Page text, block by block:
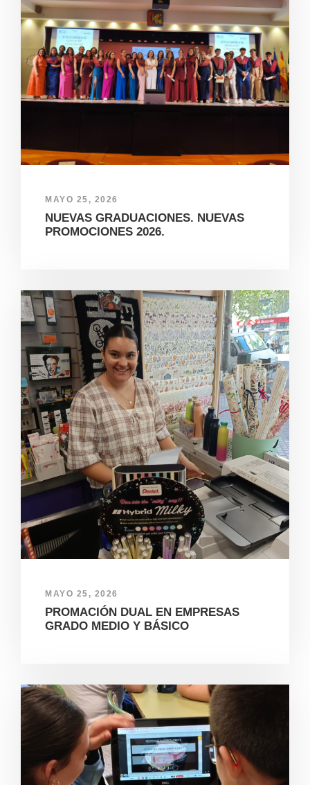
MAYO 25, 2026
NUEVAS GRADUACIONES. NUEVAS
PROMOCIONES 2026.
MAYO 25, 2026
PROMACIÓN DUAL EN EMPRESAS
GRADO MEDIO Y BÁSICO